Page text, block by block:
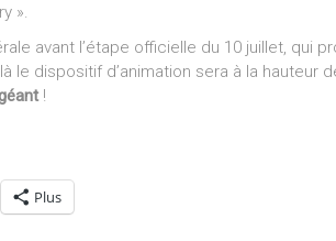
».
avant l’étape officielle du 10 juillet, qui
le dispositif d’animation sera à la hauteur
!
Plus